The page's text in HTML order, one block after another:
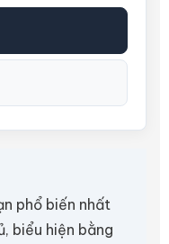
phổ biến nhất
biểu hiện bằng